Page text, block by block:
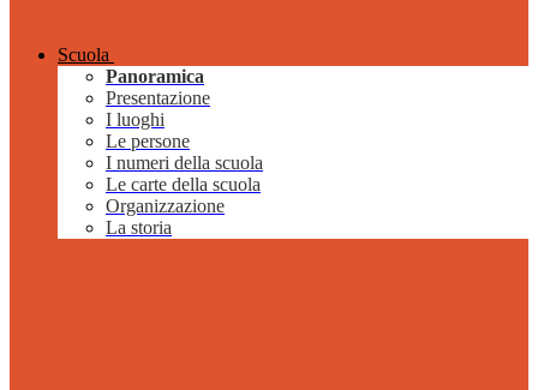
Scuola
Panoramica
Presentazione
I luoghi
Le persone
I numeri della scuola
Le carte della scuola
Organizzazione
La storia